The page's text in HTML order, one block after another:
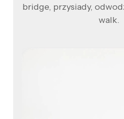
bridge, przysiady,
walk.